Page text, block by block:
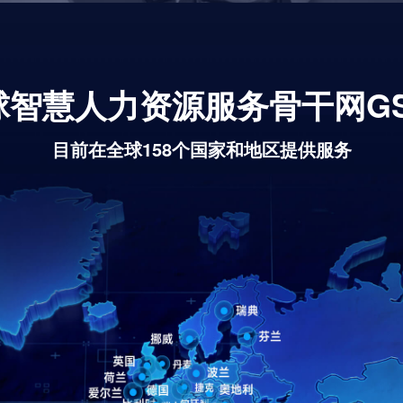
慧人力资源服务骨干网
目前在全球158个国家和地区提供服务